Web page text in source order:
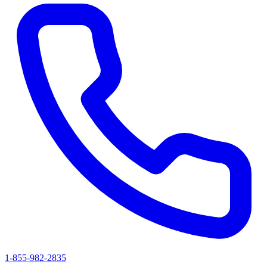
1-855-982-2835